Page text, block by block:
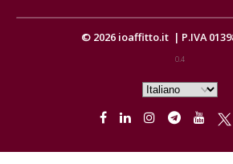
© 2026 ioaffitto.it | P.IVA
0.4